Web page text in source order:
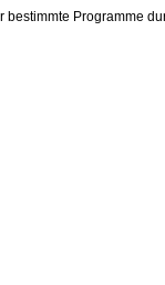
Programme